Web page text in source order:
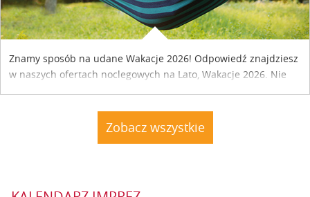
Znamy sposób na udane Wakacje 2026! Odpowiedź znajdziesz
w naszych ofertach noclegowych na Lato, Wakacje 2026. Nie
Zobacz wszystkie